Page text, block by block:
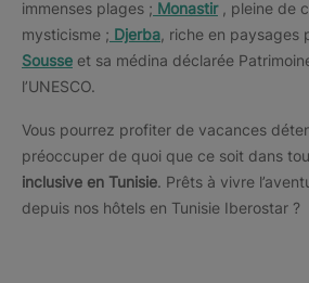
immenses plages ; Monastir, pleine de
mysticisme ; Djerba , riche en
Sousse et sa médina déclarée
l’UNESCO.
Vous pourrez profiter de vacances
préoccuper de quoi que ce soit dans
inclusive en Tunisie. Prêts à vivre
depuis nos hôtels en Tunisie Iberostar ?